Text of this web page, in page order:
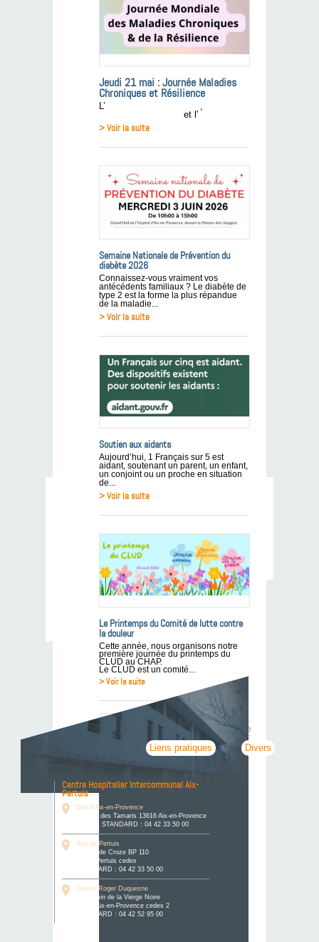
Jeudi 21 mai : Journée Maladies
Chroniques et Résilience
L’ ,
et l'
> Voir la suite
Semaine Nationale de Prévention du
diabète 2026
Connaissez-vous vraiment vos
antécédents familiaux ? Le diabète de
type 2 est la forme la plus répandue
de la maladie...
> Voir la suite
Soutien aux aidants
Aujourd’hui, 1 Français sur 5 est
aidant, soutenant un parent, un enfant,
un conjoint ou un proche en situation
de...
> Voir la suite
Le Printemps du Comité de lutte contre
la douleur
Cette année, nous organisons notre
première journée du printemps du
CLUD au CHAP.
Le CLUD est un comité...
> Voir la suite
7
…
Dernière
page »
Liens pratiques Divers
Centre Hospitalier Intercommunal Aix-
Pertuis
Site d'Aix-en-Provence
Avenue des Tamaris 13616 Aix-en-Provence
cedex 1 STANDARD : 04 42 33 50 00
Site de Pertuis
58, rue de Croze BP 110
84123 Pertuis cedex
STANDARD : 04 42 33 50 00
Centre Roger Duquesne
3, chemin de la Vierge Noire
13097 Aix-en-Provence cedex 2
STANDARD : 04 42 52 95 00